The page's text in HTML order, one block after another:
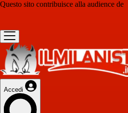
Questo sito contribuisce alla audience de
Accedi